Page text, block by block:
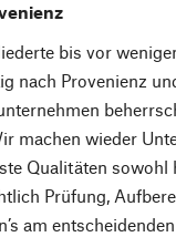
bis vor
nach Provenienz
machen wieder
Qualitäten
Prüfung,
am